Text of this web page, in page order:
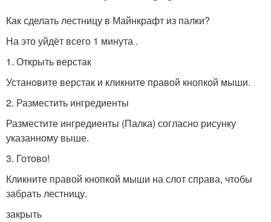
Как сделать лестницу в Майнкрафт из палки?
На это уйдёт всего 1 минута .
1. Открыть верстак
Установите верстак и кликните правой кнопкой мыши.
2. Разместить ингредиенты
Разместите ингредиенты (Палка) согласно рисунку
указанному выше.
3. Готово!
Кликните правой кнопкой мыши на слот справа, чтобы
забрать лестницу.
закрыть